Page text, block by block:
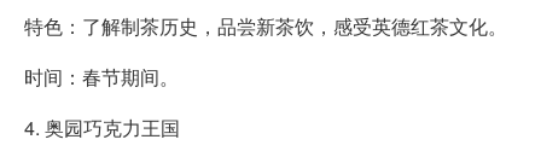
特色：了解制茶历史，品尝新茶饮，感受英德红茶文化。
时间：春节期间。
4. 奥园巧克力王国